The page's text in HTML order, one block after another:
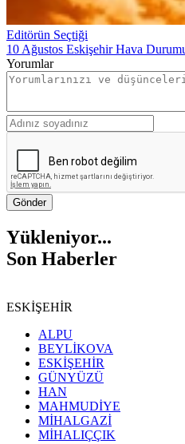
Editörün Seçtiği
10 Ağustos Eskişehir Hava
Yorumlar
Gönder
Yükleniyor...
Son Haberler
ESKİŞEHİR
ALPU
BEYLİKOVA
ESKİŞEHİR
GÜNYÜZÜ
HAN
MAHMUDİYE
MİHALGAZİ
MİHALIÇÇIK